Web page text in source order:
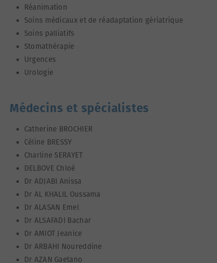
Réanimation
Soins médicaux et de réadaptation gériatrique
Soins palliatifs
Stomathérapie
Urgences
Urologie
Médecins et spécialistes
Catherine BROCHIER
Céline BRESSY
Charline SERAYET
DELBOVE Chloé
Dr ADJABI Anissa
Dr AL KHALIL Oussama
Dr ALASAN Emel
Dr ALSAFADI Bachar
Dr AMIOT Jeanice
Dr ARBAHI Noureddine
Dr AZAN Gaetano